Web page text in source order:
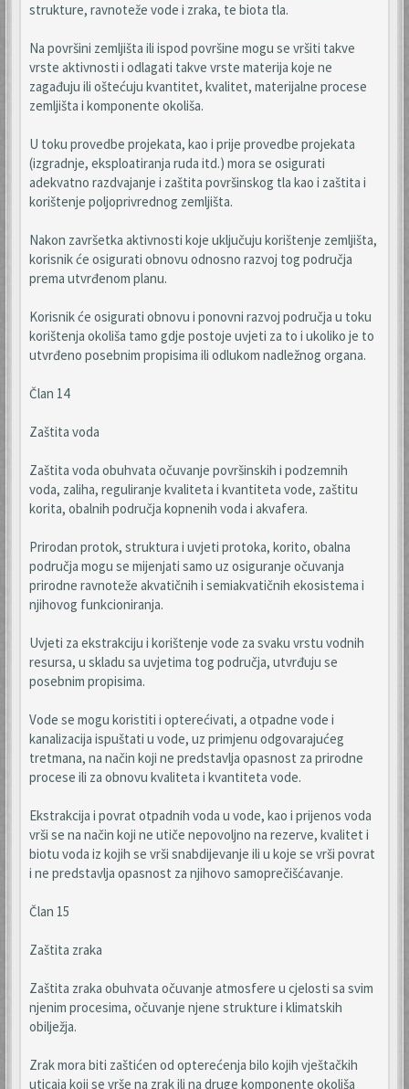
strukture, ravnoteže vode i zraka, te biota tla.
Na površini zemljišta ili ispod površine mogu se vršiti takve
vrste aktivnosti i odlagati takve vrste materija koje ne
zagađuju ili oštećuju kvantitet, kvalitet, materijalne procese
zemljišta i komponente okoliša.
U toku provedbe projekata, kao i prije provedbe projekata
(izgradnje, eksploatiranja ruda itd.) mora se osigurati
adekvatno razdvajanje i zaštita površinskog tla kao i zaštita i
korištenje poljoprivrednog zemljišta.
Nakon završetka aktivnosti koje uključuju korištenje zemljišta,
korisnik će osigurati obnovu odnosno razvoj tog područja
prema utvrđenom planu.
Korisnik će osigurati obnovu i ponovni razvoj područja u toku
korištenja okoliša tamo gdje postoje uvjeti za to i ukoliko je to
utvrđeno posebnim propisima ili odlukom nadležnog organa.
Član 14
Zaštita voda
Zaštita voda obuhvata očuvanje površinskih i podzemnih
voda, zaliha, reguliranje kvaliteta i kvantiteta vode, zaštitu
korita, obalnih područja kopnenih voda i akvafera.
Prirodan protok, struktura i uvjeti protoka, korito, obalna
područja mogu se mijenjati samo uz osiguranje očuvanja
prirodne ravnoteže akvatičnih i semiakvatičnih ekosistema i
njihovog funkcioniranja.
Uvjeti za ekstrakciju i korištenje vode za svaku vrstu vodnih
resursa, u skladu sa uvjetima tog područja, utvrđuju se
posebnim propisima.
Vode se mogu koristiti i opterećivati, a otpadne vode i
kanalizacija ispuštati u vode, uz primjenu odgovarajućeg
tretmana, na način koji ne predstavlja opasnost za prirodne
procese ili za obnovu kvaliteta i kvantiteta vode.
Ekstrakcija i povrat otpadnih voda u vode, kao i prijenos voda
vrši se na način koji ne utiče nepovoljno na rezerve, kvalitet i
biotu voda iz kojih se vrši snabdijevanje ili u koje se vrši povrat
i ne predstavlja opasnost za njihovo samoprečišćavanje.
Član 15
Zaštita zraka
Zaštita zraka obuhvata očuvanje atmosfere u cjelosti sa svim
njenim procesima, očuvanje njene strukture i klimatskih
obilježja.
Zrak mora biti zaštićen od opterećenja bilo kojih vještačkih
uticaja koji se vrše na zrak ili na druge komponente okoliša